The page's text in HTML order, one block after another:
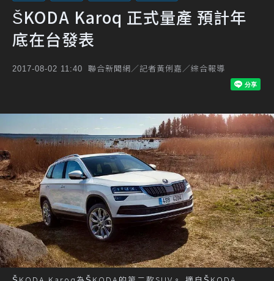
ŠKODA Karoq 正式量產 預計年
底在台發表
2017-08-02 11:40 聯合新聞網／記者黃俐嘉／綜合報導